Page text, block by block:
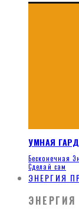
УМНАЯ
Бесконечная
Сделай сам
ЭНЕРГИЯ